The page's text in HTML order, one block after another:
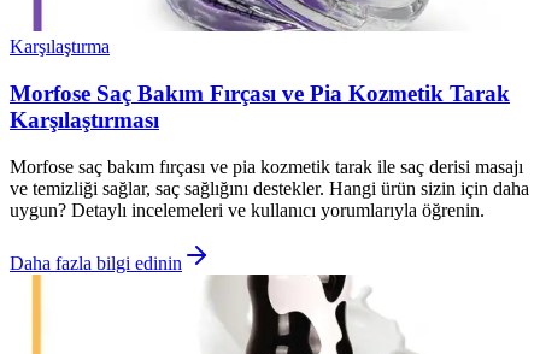
Karşılaştırma
Morfose Saç Bakım Fırçası ve Pia Kozmetik Tarak
Karşılaştırması
Morfose saç bakım fırçası ve pia kozmetik tarak ile saç derisi masajı
ve temizliği sağlar, saç sağlığını destekler. Hangi ürün sizin için daha
uygun? Detaylı incelemeleri ve kullanıcı yorumlarıyla öğrenin.
Daha fazla bilgi edinin